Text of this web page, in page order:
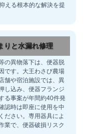
える根本的な解決を提
りと水漏れ修理
の異物落下は、便器脱
です。大王わさび農場
舗や宿泊施設では、異
し込み、便器フランジ
る事案が年間約40件発
認時は即座に使用を中
ださい。専用器具によ
業で、便器破損リスク